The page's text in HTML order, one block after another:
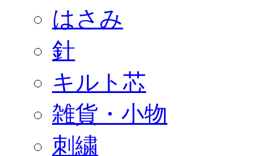
はさみ
針
キルト芯
雑貨・小物
刺繍